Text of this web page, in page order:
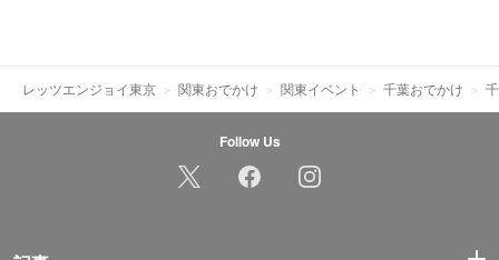
レッツエンジョイ東京 関東おでかけ 関東イベント 千葉おでかけ
Follow Us